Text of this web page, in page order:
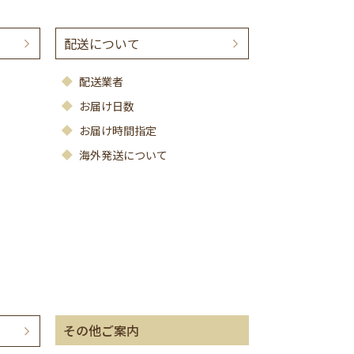
配送について
配送業者
お届け日数
お届け時間指定
海外発送について
その他ご案内